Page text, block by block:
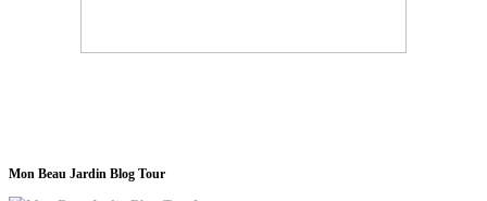
Mon Beau Jardin Blog Tour